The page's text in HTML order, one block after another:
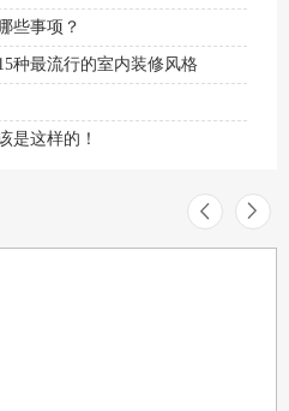
些事项？
种最流行的室内装修风格
是这样的！